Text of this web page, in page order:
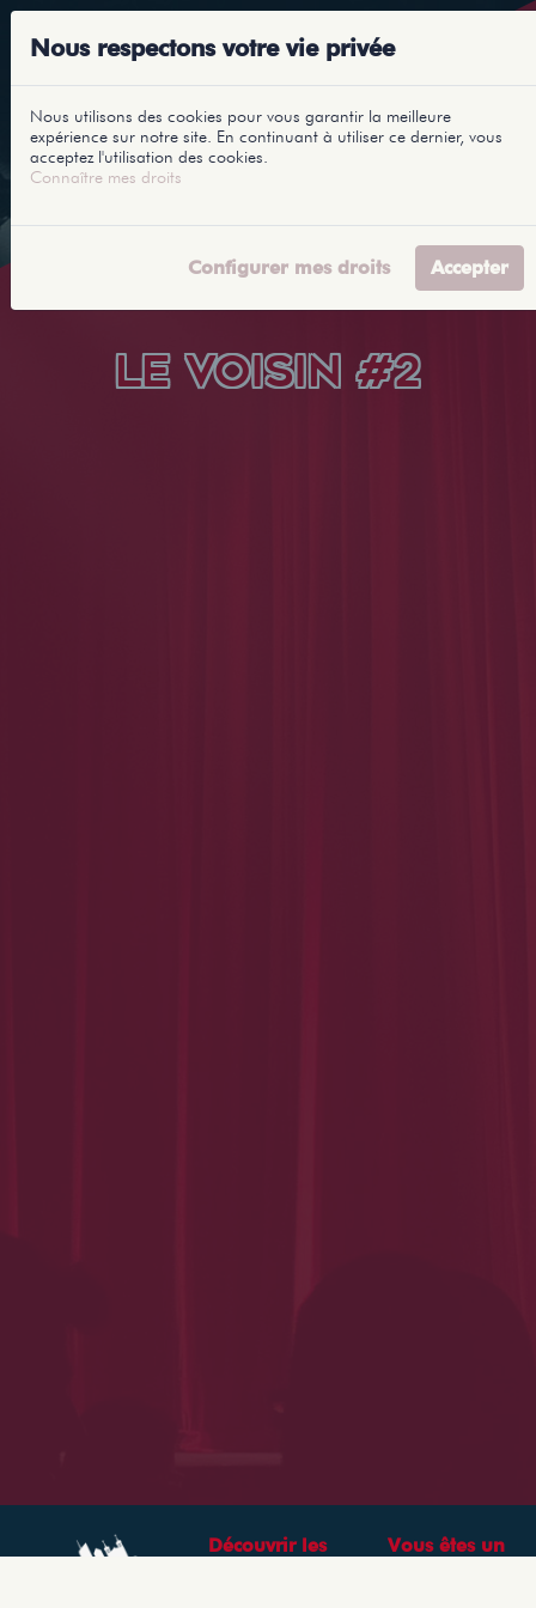
LE VOISIN #2
Découvrir les
Vous êtes un
Nous respectons votre vie privée
Nous utilisons des cookies pour vous garantir la meilleure
expérience sur notre site. En continuant à utiliser ce dernier, vous
acceptez l'utilisation des cookies.
Connaître mes droits
Configurer mes droits Accepter